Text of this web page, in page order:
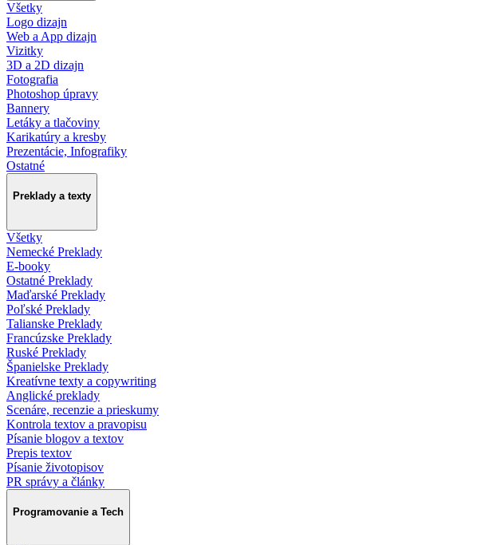
Všetky
Logo dizajn
Web a App dizajn
Vizitky
3D a 2D dizajn
Fotografia
Photoshop úpravy
Bannery
Letáky a tlačoviny
Karikatúry a kresby
Prezentácie, Infografiky
Ostatné
Preklady a texty
Všetky
Nemecké Preklady
E-booky
Ostatné Preklady
Maďarské Preklady
Poľské Preklady
Talianske Preklady
Francúzske Preklady
Ruské Preklady
Španielske Preklady
Kreatívne texty a copywriting
Anglické preklady
Scenáre, recenzie a prieskumy
Kontrola textov a pravopisu
Písanie blogov a textov
Prepis textov
Písanie životopisov
PR správy a články
Programovanie a Tech